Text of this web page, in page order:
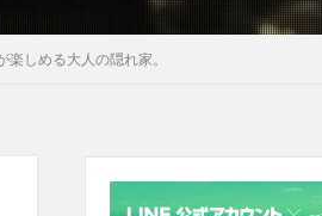
しめる大人の隠れ家。